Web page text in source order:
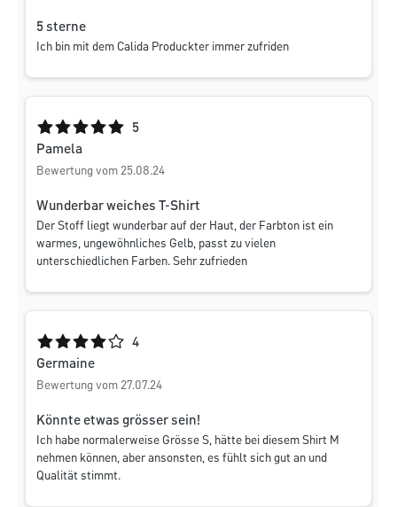
5 sterne
Ich bin mit dem Calida Produckter immer zufriden
Durchschnittliche Bewertung von 5 von 5 Sternen
5
Pamela
Bewertung vom 25.08.24
Wunderbar weiches T-Shirt
Der Stoff liegt wunderbar auf der Haut, der Farbton ist ein
warmes, ungewöhnliches Gelb, passt zu vielen
unterschiedlichen Farben. Sehr zufrieden
Durchschnittliche Bewertung von 4 von 5 Sternen
4
Germaine
Bewertung vom 27.07.24
Könnte etwas grösser sein!
Ich habe normalerweise Grösse S, hätte bei diesem Shirt M
nehmen können, aber ansonsten, es fühlt sich gut an und
Qualität stimmt.